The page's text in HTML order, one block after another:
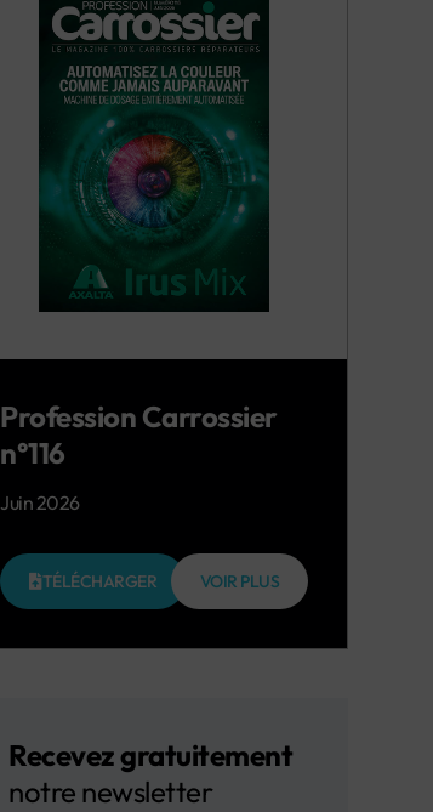
Profession Carrossier
n°116
Juin 2026
TÉLÉCHARGER VOIR PLUS
Recevez gratuitement
notre newsletter